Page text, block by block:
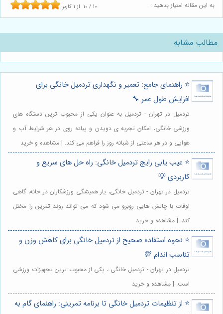
به این مقاله امتیاز بدهید : 10 / 10 از 1 کاربر
مطالب مشابه
⭐️ راهنمای جامع: تعمیر و نگهداری تردمیل خانگی برای
افزایش طول عمر 🔧
تردمیل در تهران - تردمیل به عنوان یکی از محبوب ترین دستگاه های
ورزشی خانگی، امکان تجربه ی دویدن و پیاده روی در هر شرایط آب و
هوایی و در هر ساعتی از شبانه روز را فراهم می کند. | مشاهده و خرید
⭐️ عیب یابی رایج تردمیل خانگی: راه حل های سریع و
کاربردی 💡
تردمیل در تهران - تردمیل خانگی، یار همیشگی ورزشکاران در خانه، گاهی
اوقات با چالش هایی روبرو می شود که می تواند روند تمرین را مختل
کند. | مشاهده و خرید
⭐️ نحوه استفاده صحیح از تردمیل خانگی برای کاهش وزن و
تناسب اندام 💯
تردمیل در تهران - تردمیل خانگی ، یکی از محبوب ترین تجهیزات ورزشی
است. | مشاهده و خرید
⭐️ از تنظیمات تردمیل خانگی تا برنامه تمرینی: راهنمای گام به